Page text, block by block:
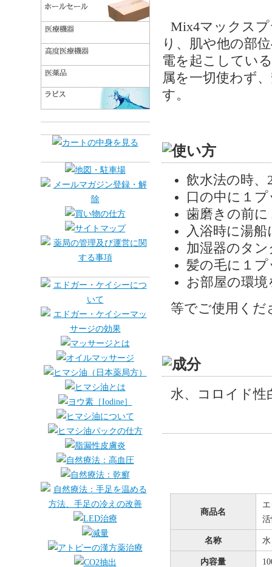
Mix4マックス
り、肌や他の部
電を起こしてい
属を一切使わず
す。
飲水法の時
口の中に１
歯磨きの前
入浴時に湯
加湿器のタ
髪の毛に１
お部屋の環
等でご使用くだ
水、コロイド性
商品名
名称 水
内容量